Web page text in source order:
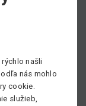
našli
nás mohlo
cookie.
služieb,